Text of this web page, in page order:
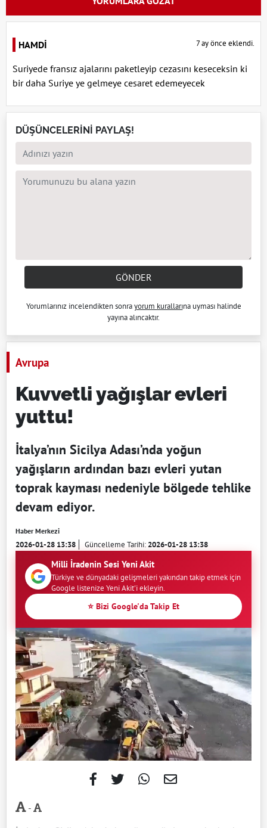
HAMDİ 7 ay önce eklendi.
Suriyede fransız ajalarını paketleyip cezasını keseceksin ki
bir daha Suriye ye gelmeye cesaret edemeyecek
DÜŞÜNCELERİNİ PAYLAŞ!
GÖNDER
Yorumlarınız incelendikten sonrayorum kurallarına uyması halinde
yayına alıncaktır.
Avrupa
Kuvvetli yağışlar evleri
yuttu!
İtalya’nın Sicilya Adası’nda yoğun
yağışların ardından bazı evleri yutan
toprak kayması nedeniyle bölgede tehlike
devam ediyor.
Haber Merkezi
2026-01-28 13:38 Güncelleme Tarihi:2026-01-28 13:38
Milli İradenin Sesi Yeni Akit
Türkiye ve dünyadaki gelişmeleri yakından takip etmek için
Google listenize Yeni Akit'i ekleyin.
⭐ Bizi Google'da Takip Et
-